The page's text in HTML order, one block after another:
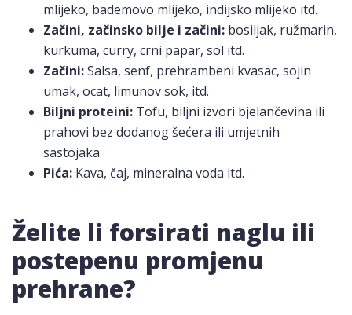
mlijeko, bademovo mlijeko, indijsko mlijeko itd.
Začini, začinsko bilje i začini: bosiljak, ružmarin,
kurkuma, curry, crni papar, sol itd.
Začini:Salsa, senf, prehrambeni kvasac, sojin
umak, ocat, limunov sok, itd.
Biljni proteini: Tofu, biljni izvori bjelančevina ili
prahovi bez dodanog šećera ili umjetnih
sastojaka.
Pića: Kava, čaj, mineralna voda itd.
Želite li forsirati naglu ili
postepenu promjenu
prehrane?